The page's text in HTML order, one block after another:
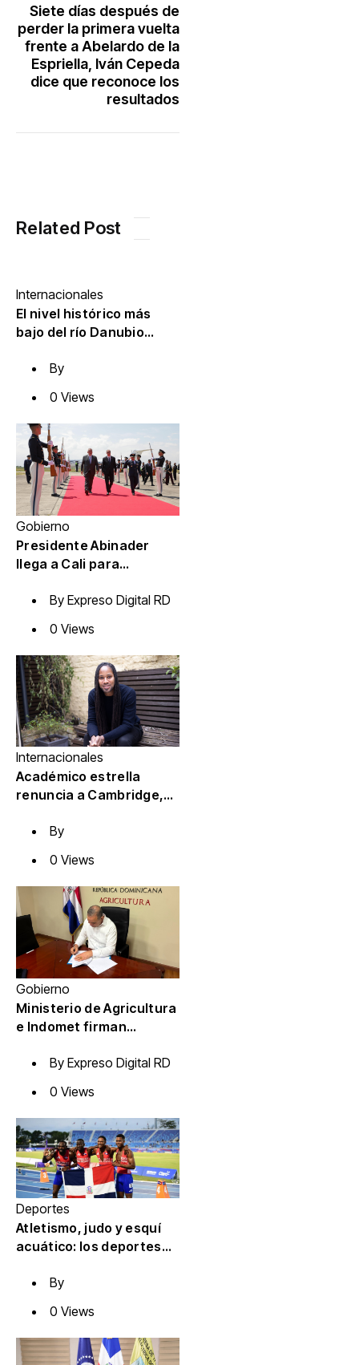
Siete días después de
perder la primera vuelta
frente a Abelardo de la
Espriella, Iván Cepeda
dice que reconoce los
resultados
Related Post
Internacionales
El nivel histórico más
bajo del río Danubio
Segunda Guerra Mundial
By
0 Views
Gobierno
Presidente Abinader
llega a Cali para
transmisión de mando
Colombia
By Expreso Digital RD
0 Views
Internacionales
Académico estrella
renuncia a Cambridge,
antecedentes
By
0 Views
Gobierno
Ministerio de Agricultura
e Indomet firman
la gestión agroclimática
By Expreso Digital RD
0 Views
Deportes
Atletismo, judo y esquí
acuático: los deportes
Dominicana se ha
By
0 Views